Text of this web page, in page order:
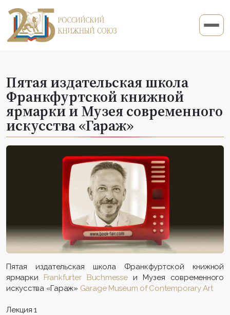
Пятая издательская школа
Франкфуртской книжной
ярмарки и Музея современного
искусства «Гараж»
Пятая издательская школа Франкфуртской книжной
ярмарки Frankfurter Buchmesseи Музея современного
искусства «Гараж» Garage Museum of Contemporary Art
Лекция 1